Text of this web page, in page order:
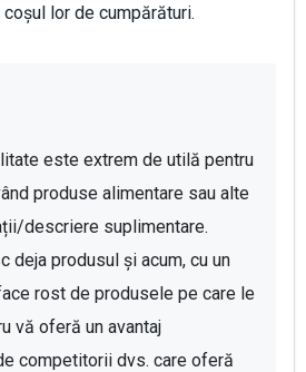
lor de cumpărături.
este extrem de utilă pentru
produse alimentare sau alte
descriere suplimentare.
deja produsul și acum, cu un
rost de produsele pe care le
vă oferă un avantaj
competitorii dvs. care oferă